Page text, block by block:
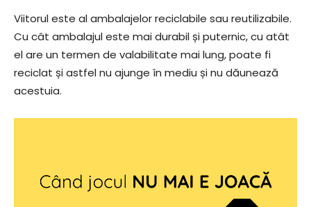
Viitorul este al ambalajelor reciclabile sau reutilizabile.
Cu cât ambalajul este mai durabil și puternic, cu atât
el are un termen de valabilitate mai lung, poate fi
reciclat și astfel nu ajunge în mediu și nu dăunează
acestuia.